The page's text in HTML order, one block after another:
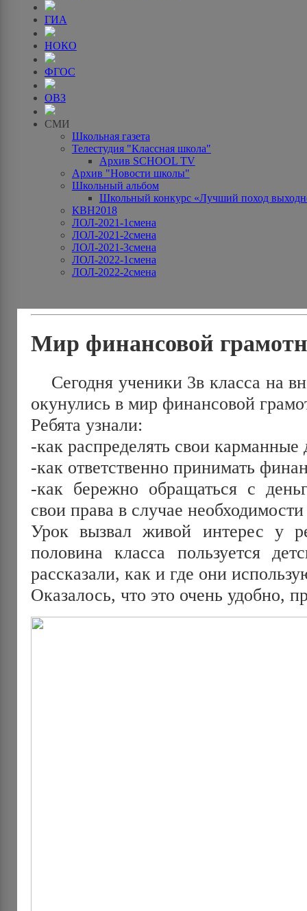
ГИА
НОКО
ФГОС
ОВЗ
СМИ
Школьная газета
Телестудия "Классная школа"
Архив SCHOOL TV
Архив "Новости школы"
Школьный альбом
Школьный конкурс «Лучший поход
КВН2018
ЛОЛ-2021-1смена
ЛОЛ-2021-2смена
ЛОЛ-2021-3смена
ЛОЛ-2022-1смена
ЛОЛ-2022-2смена
Мир финансовой
Сегодня ученики 3в класса на
окунулись в мир финансовой
Ребята узнали:
-как распределять свои карманные
-как ответственно принимать
-как бережно обращаться с
свои права в случае
Урок вызвал живой интерес у
половина класса пользуется
рассказали, как и где они
Оказалось, что это очень удобно,